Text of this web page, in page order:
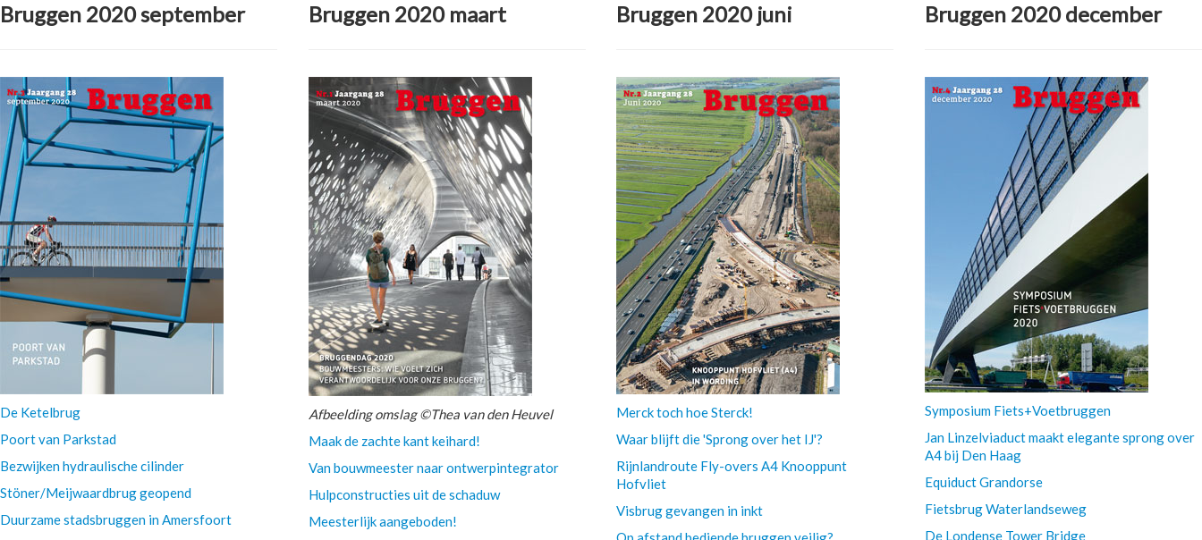
Bruggen 2020 september
De Ketelbrug
Poort van Parkstad
Bezwijken hydraulische cilinder
Stöner/Meijwaardbrug geopend
Duurzame stadsbruggen in Amersfoort
Bruggen 2020 maart
Afbeelding omslag ©Thea van den Heuvel
Maak de zachte kant keihard!
Van bouwmeester naar ontwerpintegrator
Hulpconstructies uit de schaduw
Meesterlijk aangeboden!
Bruggen 2020 juni
Merck toch hoe Sterck!
Waar blijft die 'Sprong over het IJ'?
Rijnlandroute Fly-overs A4 Knooppunt
Hofvliet
Visbrug gevangen in inkt
Bruggen 2020 december
Symposium Fiets+Voetbruggen
Jan Linzelviaduct maakt elegante sprong over
A4 bij Den Haag
Equiduct Grandorse
Fietsbrug Waterlandseweg
De Londense Tower Bridge